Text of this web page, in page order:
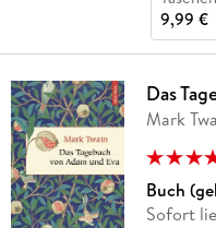
9,99 €
Das
Mark
Buch
Sofort